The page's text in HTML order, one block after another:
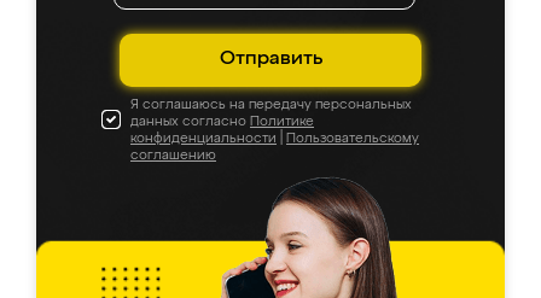
Отправить
Я соглашаюсь на передачу персональных
данных согласно Политике
конфиденциальности
Пользовательскому
соглашению